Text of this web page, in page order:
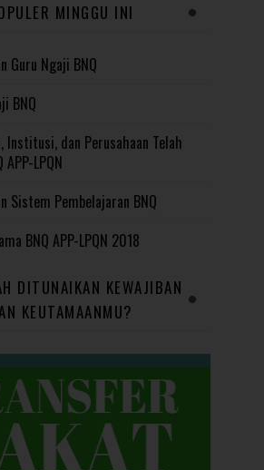
MINGGU INI
Guru Ngaji BNQ
BNQ
Institusi, dan Perusahaan Telah
LPQN
Sistem Pembelajaran BNQ
BNQ APP-LPQN 2018
DITUNAIKAN KEWAJIBAN
KEUTAMAANMU?